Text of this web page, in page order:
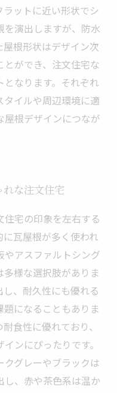
ットに近い形状でシ
を演出しますが、防水
根形状はデザイン次
ができ、注文住宅な
となります。それぞれ
イルや周辺環境に適
屋根デザインにつなが
な注文住宅
宅の印象を左右する
瓦屋根が多く使われ
やアスファルトシング
様な選択肢がありま
、耐久性にも優れる
になることもありま
食性に優れており、
ンにぴったりです。
グレーやブラックは
し、赤や茶色系は温か